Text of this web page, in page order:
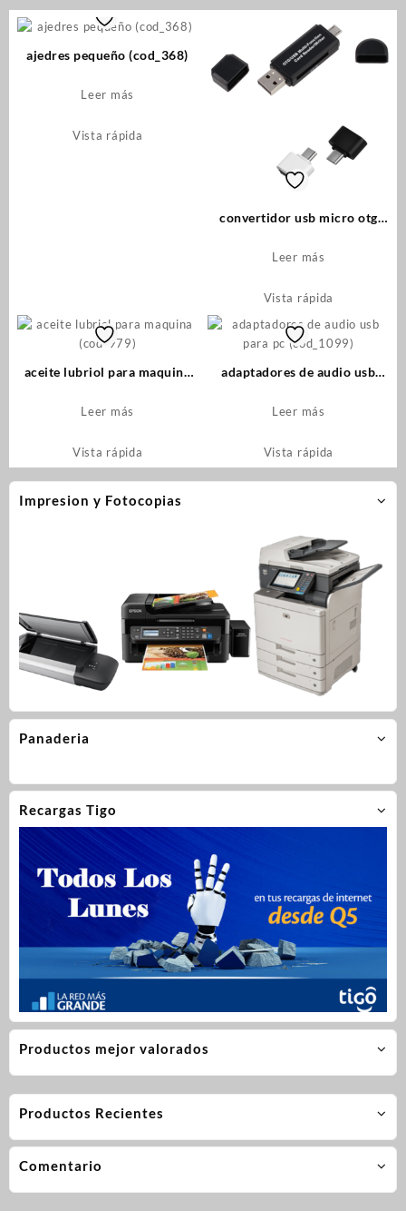
Impresion y Fotocopias
Panaderia
Recargas Tigo
Productos mejor valorados
ajedres pequeño (cod_368)
Leer más
Vista rápida
convertidor usb micro otg
Leer más
Vista rápida
aceite lubriol para maquina
Leer más
Vista rápida
adaptadores de audio usb
Leer más
Vista rápida
Productos Recientes
Comentario